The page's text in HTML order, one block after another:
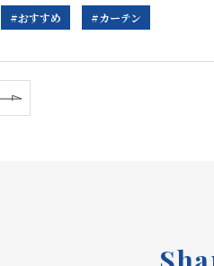
#おすすめ #カーテン